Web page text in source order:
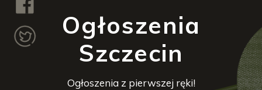
Ogłoszenia
Szczecin
Ogłoszenia z pierwszej ręki!